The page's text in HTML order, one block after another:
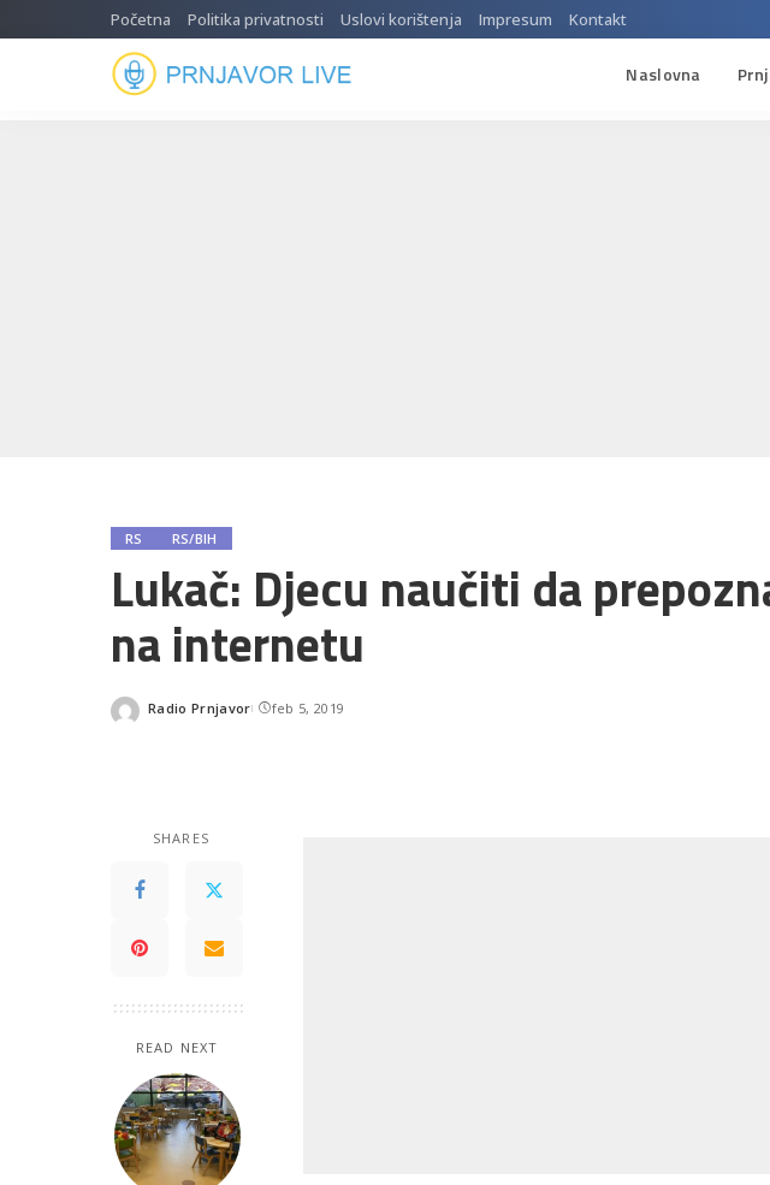
Početna Politika privatnosti Uslovi korištenja Impresum Kontakt
Naslovna
RS RS/BIH
Lukač: Djecu naučiti da
na internetu
Posted
Radio Prnjavor feb 5, 2019
SHARES
READ NEXT